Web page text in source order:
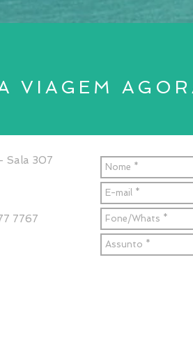
VIAGEM
Sala 307
7767